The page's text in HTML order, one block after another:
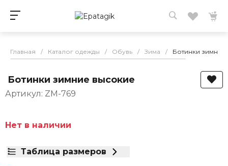
Главная / Каталог одежды / Обувь / Зима / Ботинки зимние
Ботинки зимние высокие
Артикул: ZM-769
Нет в наличии
Таблица размеров